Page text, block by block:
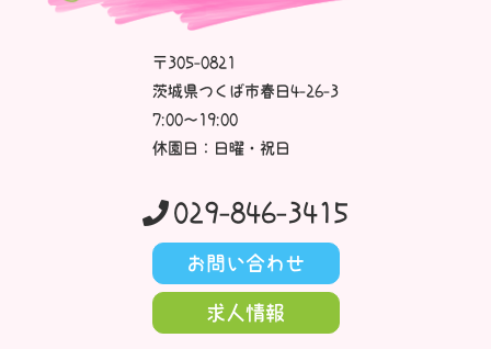
〒305-0821
茨城県つくば市春日4-26-3
7:00～19:00
休園日：日曜・祝日
029-846-3415
お問い合わせ
求人情報